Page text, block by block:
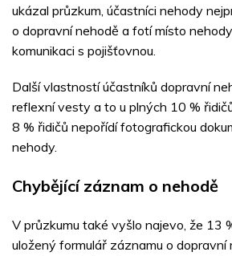
ukázal průzkum, účastníci nehody
o dopravní nehodě a fotí místo
komunikaci s pojišťovnou.
Další vlastností účastníků dopravní
reflexní vesty a to u plných 10 %
8 % řidičů nepořídí fotografickou
nehody.
Chybějící záznam o nehodě
V průzkumu také vyšlo najevo, že 13
uložený formulář záznamu o dopravní